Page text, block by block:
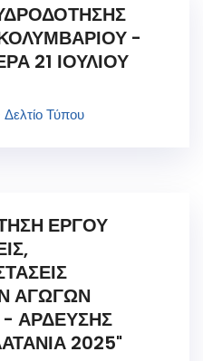
-
21 ΙΟΥΛΙΟΥ
Τύπου
ΕΡΓΟΥ
ΑΓΩΓΩΝ
ΑΡΔΕΥΣΗΣ
2025"